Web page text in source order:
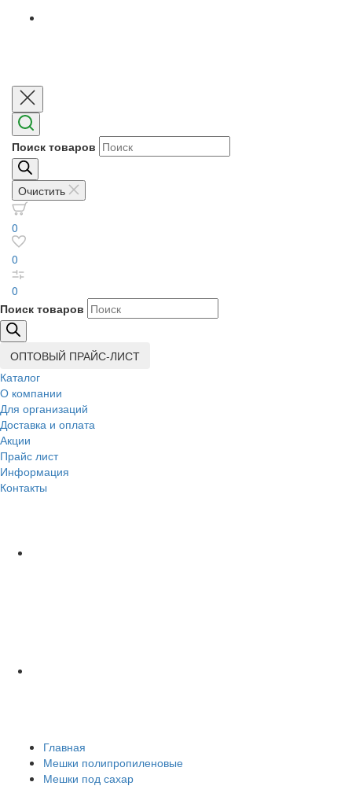
Поиск товаров
Очистить
0
0
0
Поиск товаров
ОПТОВЫЙ ПРАЙС-ЛИСТ
Каталог
О компании
Для организаций
Доставка и оплата
Акции
Прайс лист
Информация
Контакты
Главная
Мешки полипропиленовые
Мешки под сахар